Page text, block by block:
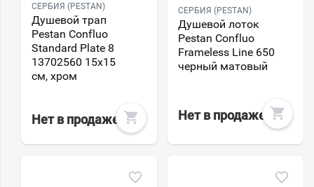
СЕРБИЯ (PESTAN)
Душевой трап
Pestan Confluo
Standard Plate 8
13702560 15х15
см, хром
Нет в продаже
СЕРБИЯ (PESTAN)
Душевой лоток
Pestan Confluo
Frameless Line 650
черный матовый
Нет в продаже